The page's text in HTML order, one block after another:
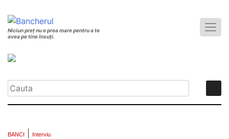
Niciun preț nu e prea mare pentru a te
avea pe tine însuți.
BANCI Interviu